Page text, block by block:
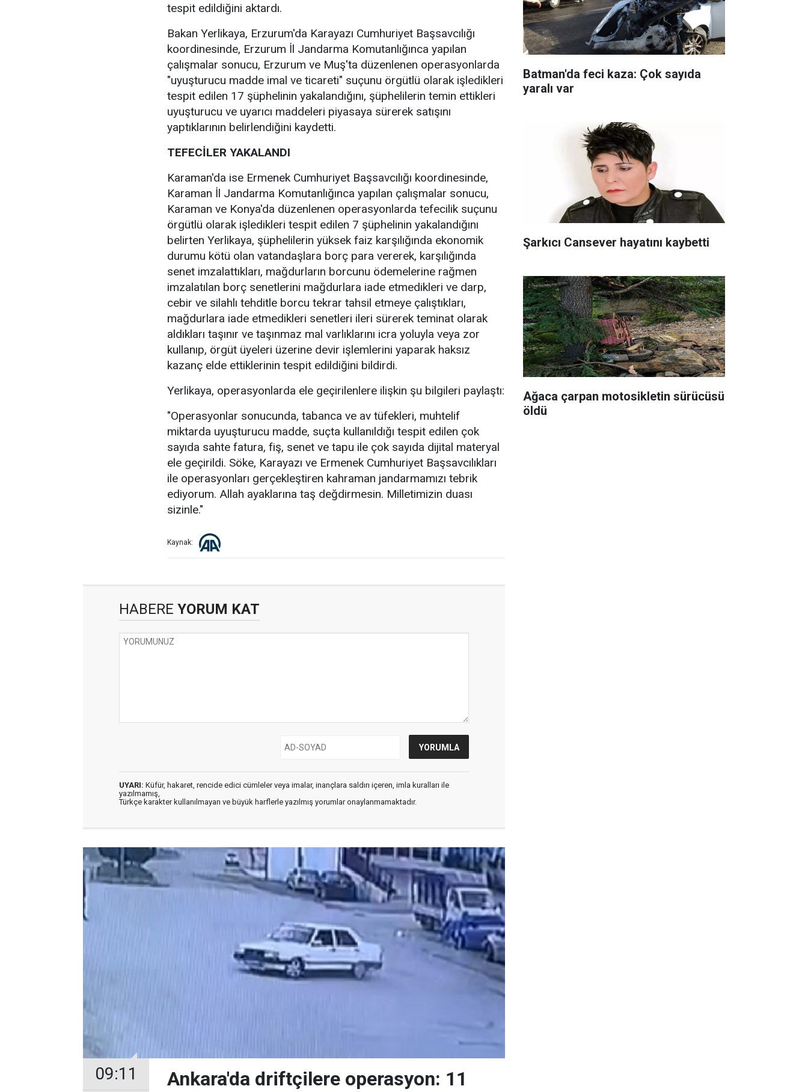
tespit edildiğini aktardı.
Bakan Yerlikaya, Erzurum'da Karayazı Cumhuriyet Başsavcılığı
koordinesinde, Erzurum İl Jandarma Komutanlığınca yapılan
çalışmalar sonucu, Erzurum ve Muş'ta düzenlenen operasyonlarda
"uyuşturucu madde imal ve ticareti" suçunu örgütlü olarak işledikleri
tespit edilen 17 şüphelinin yakalandığını, şüphelilerin temin ettikleri
uyuşturucu ve uyarıcı maddeleri piyasaya sürerek satışını
yaptıklarının belirlendiğini kaydetti.
TEFECİLER YAKALANDI
Karaman'da ise Ermenek Cumhuriyet Başsavcılığı koordinesinde,
Karaman İl Jandarma Komutanlığınca yapılan çalışmalar sonucu,
Karaman ve Konya'da düzenlenen operasyonlarda tefecilik suçunu
örgütlü olarak işledikleri tespit edilen 7 şüphelinin yakalandığını
belirten Yerlikaya, şüphelilerin yüksek faiz karşılığında ekonomik
durumu kötü olan vatandaşlara borç para vererek, karşılığında
senet imzalattıkları, mağdurların borcunu ödemelerine rağmen
imzalatılan borç senetlerini mağdurlara iade etmedikleri ve darp,
cebir ve silahlı tehditle borcu tekrar tahsil etmeye çalıştıkları,
mağdurlara iade etmedikleri senetleri ileri sürerek teminat olarak
aldıkları taşınır ve taşınmaz mal varlıklarını icra yoluyla veya zor
kullanıp, örgüt üyeleri üzerine devir işlemlerini yaparak haksız
kazanç elde ettiklerinin tespit edildiğini bildirdi.
Yerlikaya, operasyonlarda ele geçirilenlere ilişkin şu bilgileri paylaştı:
"Operasyonlar sonucunda, tabanca ve av tüfekleri, muhtelif
miktarda uyuşturucu madde, suçta kullanıldığı tespit edilen çok
sayıda sahte fatura, fiş, senet ve tapu ile çok sayıda dijital materyal
ele geçirildi. Söke, Karayazı ve Ermenek Cumhuriyet Başsavcılıkları
ile operasyonları gerçekleştiren kahraman jandarmamızı tebrik
ediyorum. Allah ayaklarına taş değdirmesin. Milletimizin duası
sizinle."
Kaynak:
HABERE YORUM KAT
UYARI: Küfür, hakaret, rencide edici cümleler veya imalar, inançlara saldırı içeren, imla kuralları ile
yazılmamış,
Türkçe karakter kullanılmayan ve büyük harflerle yazılmış yorumlar onaylanmamaktadır.
09:11
Ankara'da driftçilere operasyon: 11
Batman'da feci kaza: Çok sayıda
yaralı var
Şarkıcı Cansever hayatını kaybetti
Ağaca çarpan motosikletin sürücüsü
öldü